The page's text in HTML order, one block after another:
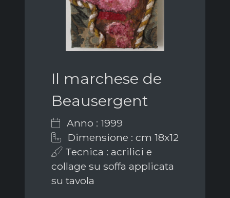
Il marchese de
Beausergent
Anno : 1999
Dimensione : cm 18x12
Tecnica : acrilici e
collage su soffa applicata
su tavola